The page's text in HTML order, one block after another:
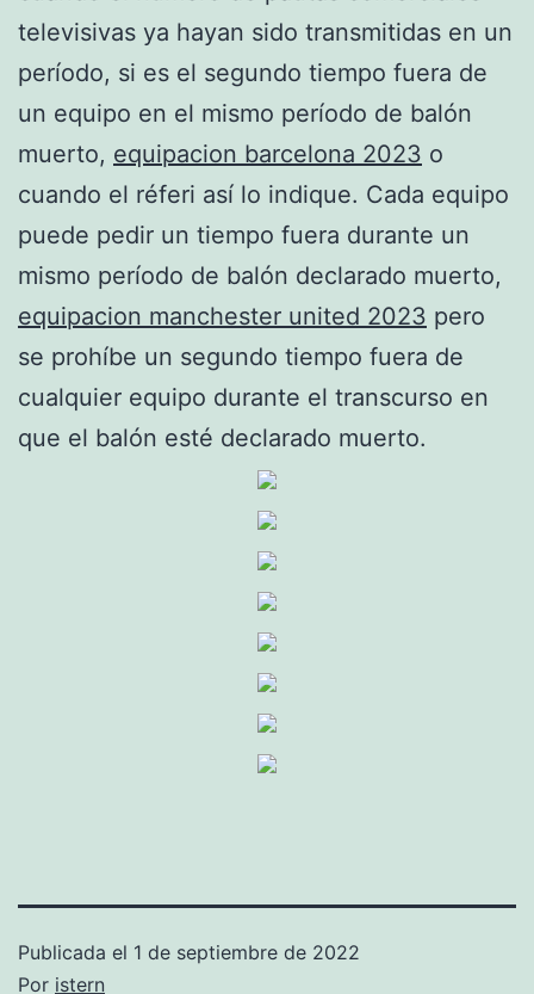
televisivas ya hayan sido transmitidas en un
período, si es el segundo tiempo fuera de
un equipo en el mismo período de balón
muerto, equipacion barcelona 2023 o
cuando el réferi así lo indique. Cada equipo
puede pedir un tiempo fuera durante un
mismo período de balón declarado muerto,
equipacion manchester united 2023 pero
se prohíbe un segundo tiempo fuera de
cualquier equipo durante el transcurso en
que el balón esté declarado muerto.
Publicada el 1 de septiembre de 2022
Por istern